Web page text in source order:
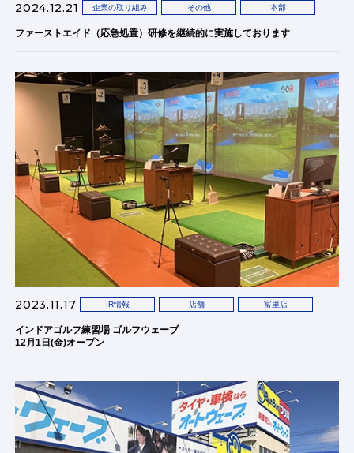
2024.12.21 企業の取り組み その他 本部
ファーストエイド（応急処置）研修を継続的に実施しております
2023.11.17 IR情報 店舗 富里店
インドアゴルフ練習場 ゴルフウェーブ
12月1日(金)オープン